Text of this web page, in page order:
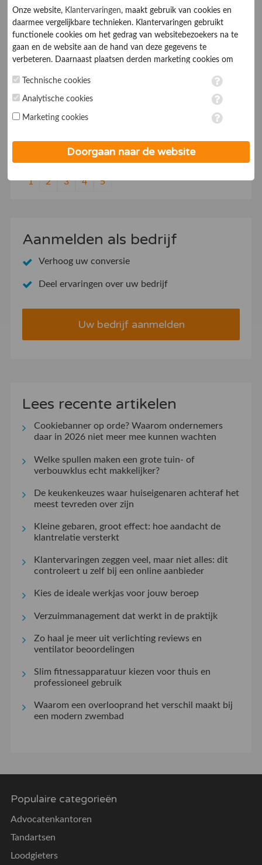
handelsonderneming
LEVICO HYLOMAR
Afdichtingen
7.0
Levico is officieel importeur van Hylomar, Marston-
1 2 3 4 5
Aanmelden als bedrijf
Verhoog uw conversie
Deel ervaringen over uw bedrijf
Uw bedrijf aanmelden
Lees recente artikelen
Cookiebanner op orde? Waarom ondernemers
daar in 2026 niet meer mee kunnen wachten
Welke spullen maken een grote tuin- of
verbouwklus echt makkelijker?
De keukenkeuzes waar huiseigenaren achteraf het
meest tevreden over zijn
Kleine gebaren, groot effect: hoe aandacht de
klantrelatie versterkt
Klantervaringen zeggen veel, maar niet alles: dit
controleert u zelf bij een online aanbieder
Kies de ideale werkjas voor jouw beroep
Verzuimmanagement dat werkt in de praktijk
Zo haal je meer uit verlichting reviews en
ventilator beoordelingen
Slim fitnessapparatuur kiezen voor thuis en
professioneel gebruik
Waarom een overlooprand het verschil maakt bij
een modern zwembad
Populaire categorieën
Advocatenkantoren
Tandartsen
Loodgieters
Onze website, Klantervaringen, maakt gebruik van cookies en
daarmee vergelijkbare technieken. Klantervaringen gebruikt
functionele cookies om het gedrag van websitebezoekers na te
gaan en de website aan de hand van deze gegevens te
verbeteren. Daarnaast plaatsen derden marketing cookies om
marketing cookies worden persoonsgegevens verwerkt. Je geeft
toestemming voor deze verwerking wanneer je hieronder een
op ieder moment aanpassen in de
. Lees voor meer
Technische cookies
Analytische cookies
Marketing cookies
Doorgaan naar de website